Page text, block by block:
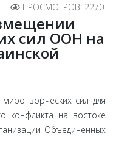
ПРОСМОТРОВ: 2270
сил ООН на
сил для
конфликта на вос­токе
Объеди­ненных